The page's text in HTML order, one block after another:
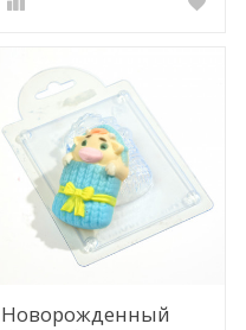
Новорожденный